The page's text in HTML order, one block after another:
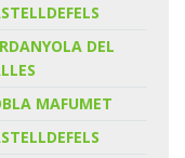
DEL
MAFUMET